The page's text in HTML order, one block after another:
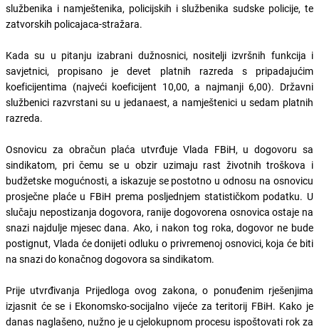
službenika i namještenika, policijskih i službenika sudske policije, te
zatvorskih policajaca-stražara.
Kada su u pitanju izabrani dužnosnici, nositelji izvršnih funkcija i
savjetnici, propisano je devet platnih razreda s pripadajućim
koeficijentima (najveći koeficijent 10,00, a najmanji 6,00). Državni
službenici razvrstani su u jedanaest, a namještenici u sedam platnih
razreda.
Osnovicu za obračun plaća utvrđuje Vlada FBiH, u dogovoru sa
sindikatom, pri čemu se u obzir uzimaju rast životnih troškova i
budžetske mogućnosti, a iskazuje se postotno u odnosu na osnovicu
prosječne plaće u FBiH prema posljednjem statističkom podatku. U
slučaju nepostizanja dogovora, ranije dogovorena osnovica ostaje na
snazi najdulje mjesec dana. Ako, i nakon tog roka, dogovor ne bude
postignut, Vlada će donijeti odluku o privremenoj osnovici, koja će biti
na snazi do konačnog dogovora sa sindikatom.
Prije utvrđivanja Prijedloga ovog zakona, o ponuđenim rješenjima
izjasnit će se i Ekonomsko-socijalno vijeće za teritorij FBiH. Kako je
danas naglašeno, nužno je u cjelokupnom procesu ispoštovati rok za